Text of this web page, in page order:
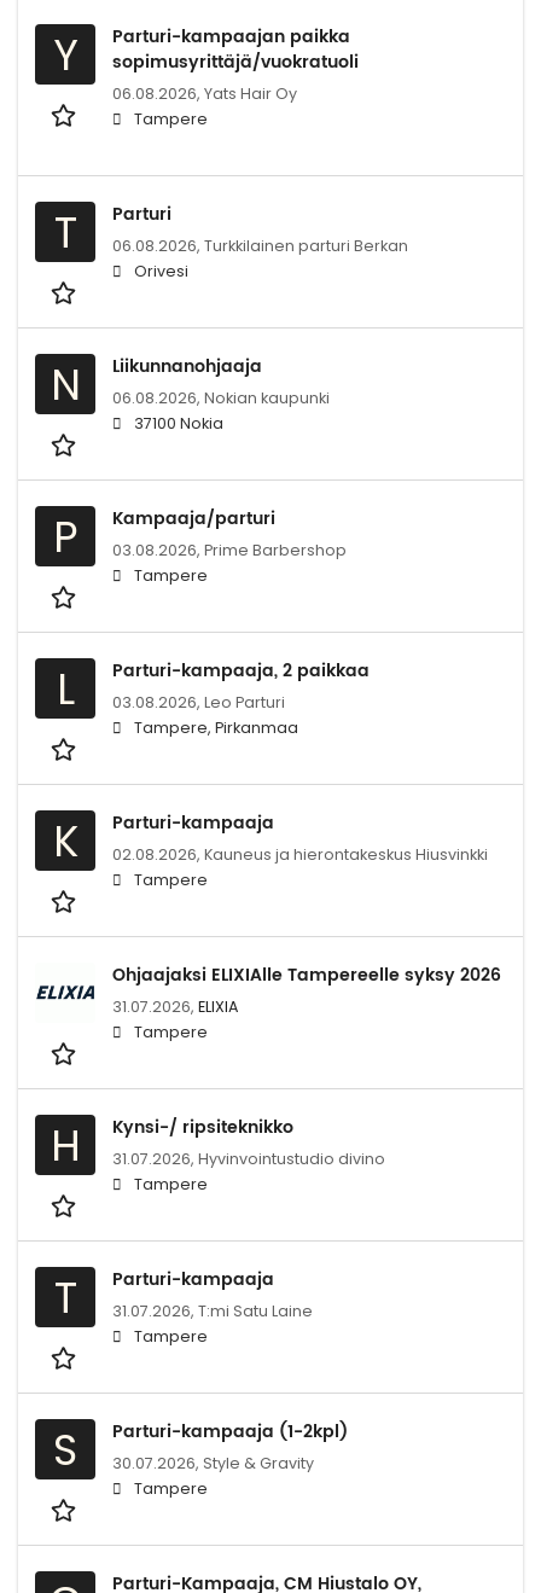
Y
Parturi-kampaajan paikka
sopimusyrittäjä/vuokratuoli
06.08.2026, Yats Hair Oy
Tampere
T Parturi
06.08.2026, Turkkilainen parturi Berkan
Orivesi
N Liikunnanohjaaja
06.08.2026, Nokian kaupunki
37100 Nokia
P Kampaaja/parturi
03.08.2026, Prime Barbershop
Tampere
L Parturi-kampaaja, 2 paikkaa
03.08.2026, Leo Parturi
Tampere, Pirkanmaa
K Parturi-kampaaja
02.08.2026, Kauneus ja hierontakeskus Hiusvinkki
Tampere
Ohjaajaksi ELIXIAlle Tampereelle syksy 2026
31.07.2026, ELIXIA
Tampere
H Kynsi-/ ripsiteknikko
31.07.2026, Hyvinvointustudio divino
Tampere
T Parturi-kampaaja
31.07.2026, T:mi Satu Laine
Tampere
S Parturi-kampaaja (1-2kpl)
30.07.2026, Style & Gravity
Tampere
Parturi-Kampaaja, CM Hiustalo OY,